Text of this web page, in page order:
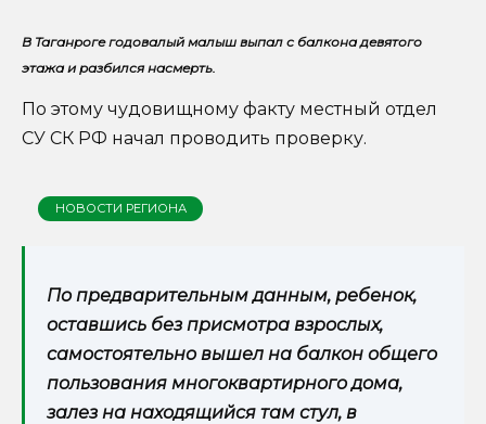
В Таганроге годовалый малыш выпал с балкона девятого
этажа и разбился насмерть.
По этому чудовищному факту местный отдел
СУ СК РФ начал проводить проверку.
НОВОСТИ РЕГИОНА
По предварительным данным, ребенок,
оставшись без присмотра взрослых,
самостоятельно вышел на балкон общего
пользования многоквартирного дома,
залез на находящийся там стул, в